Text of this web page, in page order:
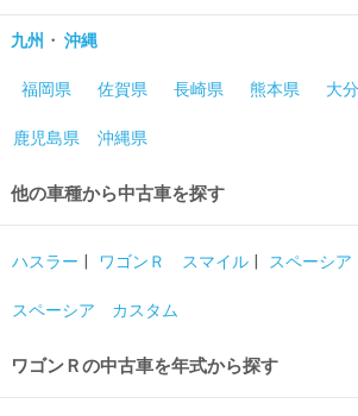
九州 ・ 沖縄
福岡県 佐賀県 長崎県 熊本県 大
鹿児島県 沖縄県
他の車種から中古車を探す
ハスラー ワゴンＲ スマイル スペーシア
スペーシア カスタム
ワゴンＲの中古車を年式から探す